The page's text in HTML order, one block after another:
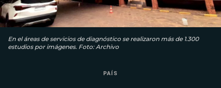
En el áreas de servicios de diagnóstico se realizaron más de 1.300
estudios por imágenes. Foto: Archivo
PAÍS